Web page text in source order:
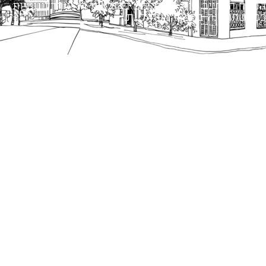
הנוסח המחייב הוא זה הקבוע בהוראות הדין הרלוונטיות
כפי שתהיינה בתוקף מעת לעת.